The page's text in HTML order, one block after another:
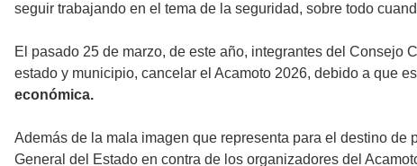
seguir trabajando en el tema de la seguridad, sobre todo
El pasado 25 de marzo, de este año, integrantes del Consejo
estado y municipio, cancelar el Acamoto 2026, debido a que
económica.
Además de la mala imagen que representa para el destino
General del Estado en contra de los organizadores del